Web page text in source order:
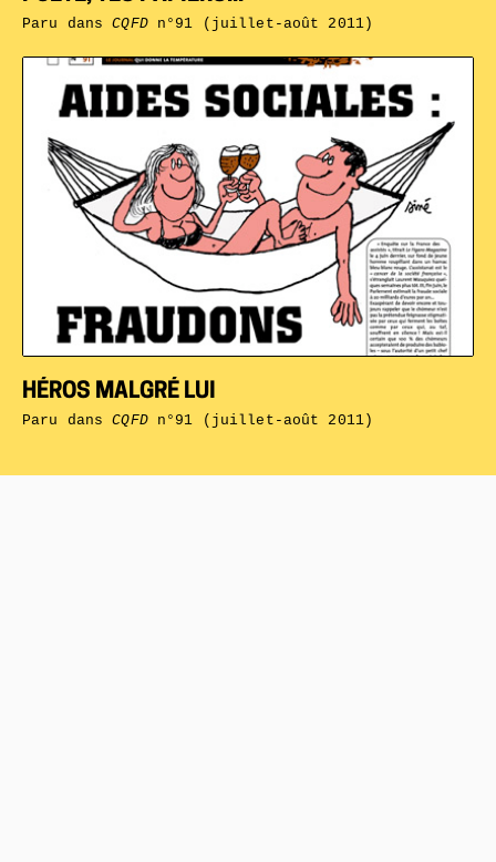
HÉROS MALGRÉ LUI
Paru dansCQFDn°91 (juillet-août 2011)
Paru dansCQFDn°91 (juillet-août 2011)